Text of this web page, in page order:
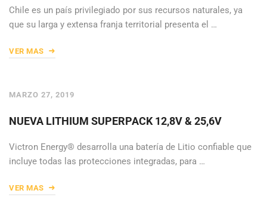
Chile es un país privilegiado por sus recursos naturales, ya
que su larga y extensa franja territorial presenta el …
VER MAS
MARZO 27, 2019
NUEVA LITHIUM SUPERPACK 12,8V & 25,6V
Victron Energy® desarrolla una batería de Litio confiable que
incluye todas las protecciones integradas, para …
VER MAS